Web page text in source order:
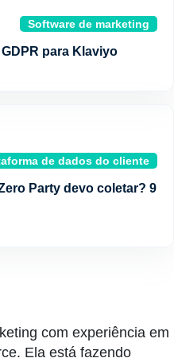
Software de marketing
para Klaviyo
de dados do cliente
Party devo coletar? 9
com experiência em
Ela está fazendo